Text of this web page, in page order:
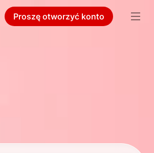
Proszę otworzyć konto